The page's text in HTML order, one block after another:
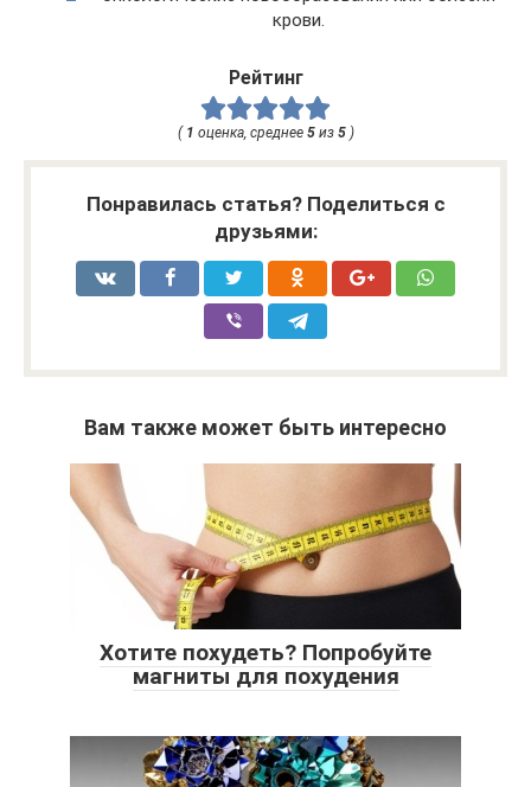
крови.
Рейтинг
( 1 оценка, среднее 5из 5)
Понравилась статья? Поделиться с
друзьями:
Вам также может быть интересно
Хотите похудеть? Попробуйте
магниты для похудения